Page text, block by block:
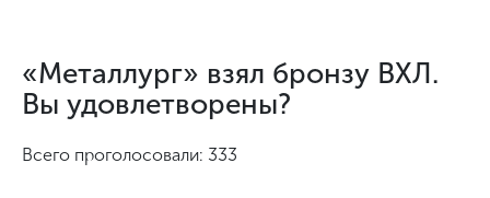
«Металлург» взял бронзу ВХЛ.
Вы удовлетворены?
Всего проголосовали: 333